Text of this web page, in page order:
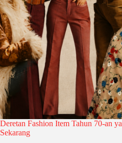
Deretan Fashion Item Tahun 70-an
Sekarang